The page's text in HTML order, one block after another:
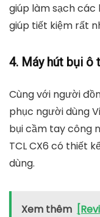
giúp làm sạch các
giúp tiết kiệm rất
4. Máy hút bụi ô
Cùng với người
phục người dùng
bụi cầm tay công
TCL CX6 có thiết
dùng.
Xem thêm